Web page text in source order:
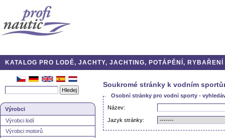
KATALOG PRO LODĚ, JACHTY, JACHTING, POTÁPĚNÍ,
Výrobci
Výrobci lodí
Výrobci motorů
Soukromé stránky k vodním
Osobní stránky pro vodní sporty -
Název:
Jazyk stránky: